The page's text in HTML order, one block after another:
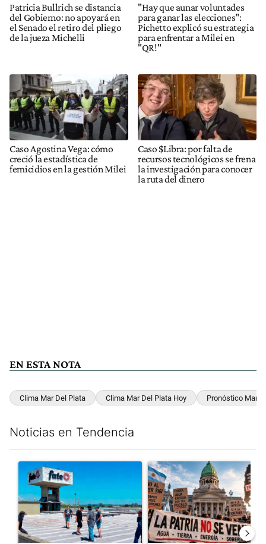
Patricia Bullrich se distancia
del Gobierno: no apoyará en
el Senado el retiro del pliego
de la jueza Michelli
"Hay que aunar voluntades
para ganar las elecciones":
Pichetto explicó su estrategia
para enfrentar a Milei en
"QR!"
Caso Agostina Vega: cómo
creció la estadística de
femicidios en la gestión Milei
Caso $Libra: por falta de
recursos tecnológicos se frena
la investigación para conocer
la ruta del dinero
EN ESTA NOTA
Clima Mar Del Plata Clima Mar Del Plata Hoy Pronóstico Mar
Noticias en Tendencia
Un artículo de tendencia con el título "Récord histórico de
Un artículo de tendencia con